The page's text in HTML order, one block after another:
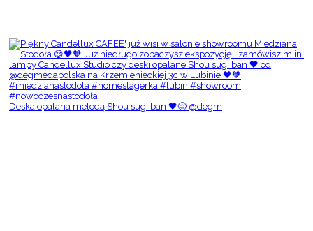
Deska opalana metodą Shou sugi ban 🖤😌 @degm